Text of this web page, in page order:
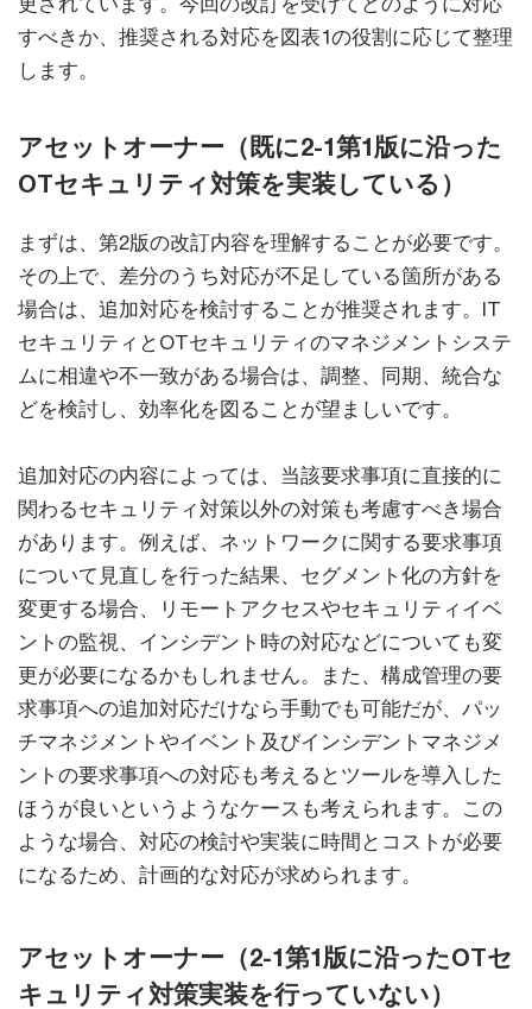
すべきか、推奨される対応を図表1の役割に応じて整理
します。
アセットオーナー（既に2-1第1版に沿った
OTセキュリティ対策を実装している）
まずは、第2版の改訂内容を理解することが必要です。
その上で、差分のうち対応が不足している箇所がある
場合は、追加対応を検討することが推奨されます。IT
セキュリティとOTセキュリティのマネジメントシステ
ムに相違や不一致がある場合は、調整、同期、統合な
どを検討し、効率化を図ることが望ましいです。
追加対応の内容によっては、当該要求事項に直接的に
関わるセキュリティ対策以外の対策も考慮すべき場合
があります。例えば、ネットワークに関する要求事項
について見直しを行った結果、セグメント化の方針を
変更する場合、リモートアクセスやセキュリティイベ
ントの監視、インシデント時の対応などについても変
更が必要になるかもしれません。また、構成管理の要
求事項への追加対応だけなら手動でも可能だが、パッ
チマネジメントやイベント及びインシデントマネジメ
ントの要求事項への対応も考えるとツールを導入した
ほうが良いというようなケースも考えられます。この
ような場合、対応の検討や実装に時間とコストが必要
になるため、計画的な対応が求められます。
アセットオーナー（2-1第1版に沿ったOTセ
キュリティ対策実装を行っていない）